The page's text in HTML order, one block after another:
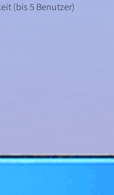
(bis 5 Benutzer)